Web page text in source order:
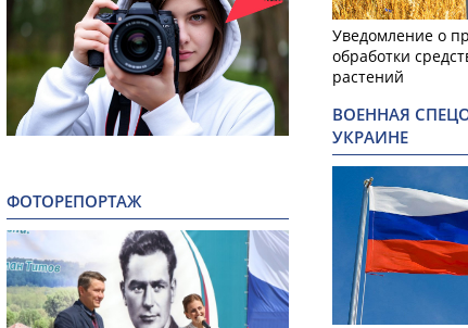
ФОТОРЕПОРТАЖ
Уведомление о
обработки
растений
ВОЕННАЯ
УКРАИНЕ